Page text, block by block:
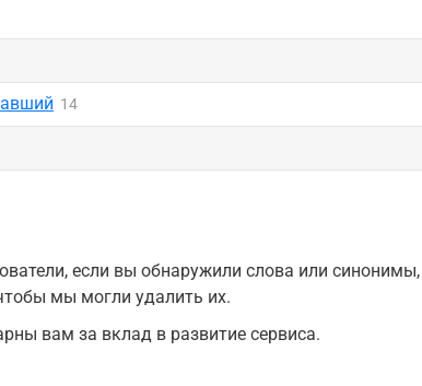
14
если вы обнаружили слова или
мы могли удалить их.
вам за вклад в развитие сервиса.